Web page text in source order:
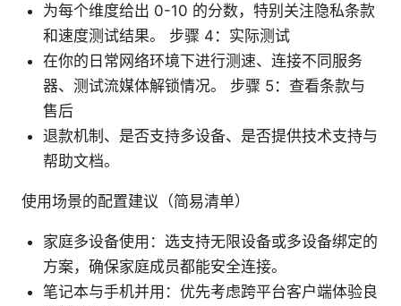
为每个维度给出 0-10 的分数，特别关注隐私条款
和速度测试结果。 步骤 4：实际测试
在你的日常网络环境下进行测速、连接不同服务
器、测试流媒体解锁情况。 步骤 5：查看条款与
售后
退款机制、是否支持多设备、是否提供技术支持与
帮助文档。
使用场景的配置建议（简易清单）
家庭多设备使用：选支持无限设备或多设备绑定的
方案，确保家庭成员都能安全连接。
笔记本与手机并用：优先考虑跨平台客户端体验良